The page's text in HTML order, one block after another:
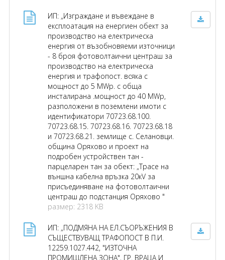
ИП: „Изграждане и въвеждане в
експлоатация на енергиен обект за
производство на електрическа
енергия от възобновяеми източници
- 8 броя фотоволтаични центраш за
производство на електрическа
енергия и трафопост. всяка с
мощност до 5 МWр. с обща
инсталирана .мощност до 40 МWр,
разположени в поземлени имоти с
идентификатори 70723.68.100.
70723.68.15. 70723.68.16. 70723.68.18
и 70723.68.21. землище с. Селановци.
община Оряхово и проект на
подробен устройствен тан -
парцеларен тан за обект: „Трасе на
външна кабелна връзка 20кV за
присъединяване на фотоволтаични
центраш до подстанция Оряхово "
размер: 2318 KB
ИП: „ПОДМЯНА НА ЕЛ.СЪОРЪЖЕНИЯ В
СЪЩЕСТВУВАЩ ТРАФОПОСТ В П.И.
12259.1027.442, "ИЗТОЧНА
ПРОМИШЛЕНА ЗОНА", ГР. ВРАЦА И